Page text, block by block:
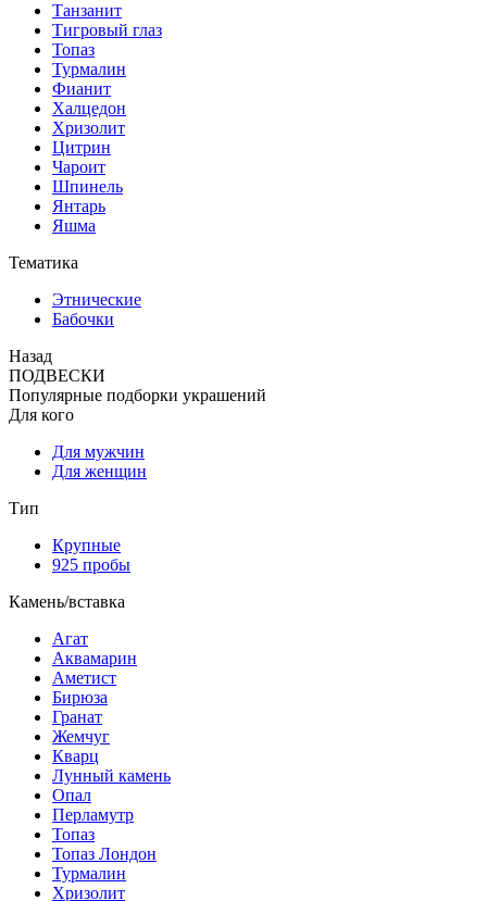
Танзанит
Тигровый глаз
Топаз
Турмалин
Фианит
Халцедон
Хризолит
Цитрин
Чароит
Шпинель
Янтарь
Яшма
Тематика
Этнические
Бабочки
Назад
ПОДВЕСКИ
Популярные подборки украшений
Для кого
Для мужчин
Для женщин
Тип
Крупные
925 пробы
Камень/вставка
Агат
Аквамарин
Аметист
Бирюза
Гранат
Жемчуг
Кварц
Лунный камень
Опал
Перламутр
Топаз
Топаз Лондон
Турмалин
Хризолит